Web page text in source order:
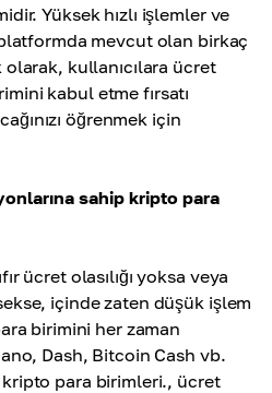
Yüksek hızlı işlemler ve
mevcut olan birkaç
olarak, kullanıcılara ücret
kabul etme fırsatı
öğrenmek için
sahip kripto para
ücret olasılığı yoksa veya
içinde zaten düşük işlem
birimini her zaman
Dash, Bitcoin Cash vb.
para birimleri., ücret